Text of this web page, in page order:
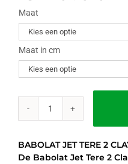
was:
is:
Maat
Maat in cm
BABOLAT
BABOLAT JET TERE 2
De Babolat Jet Tere 2